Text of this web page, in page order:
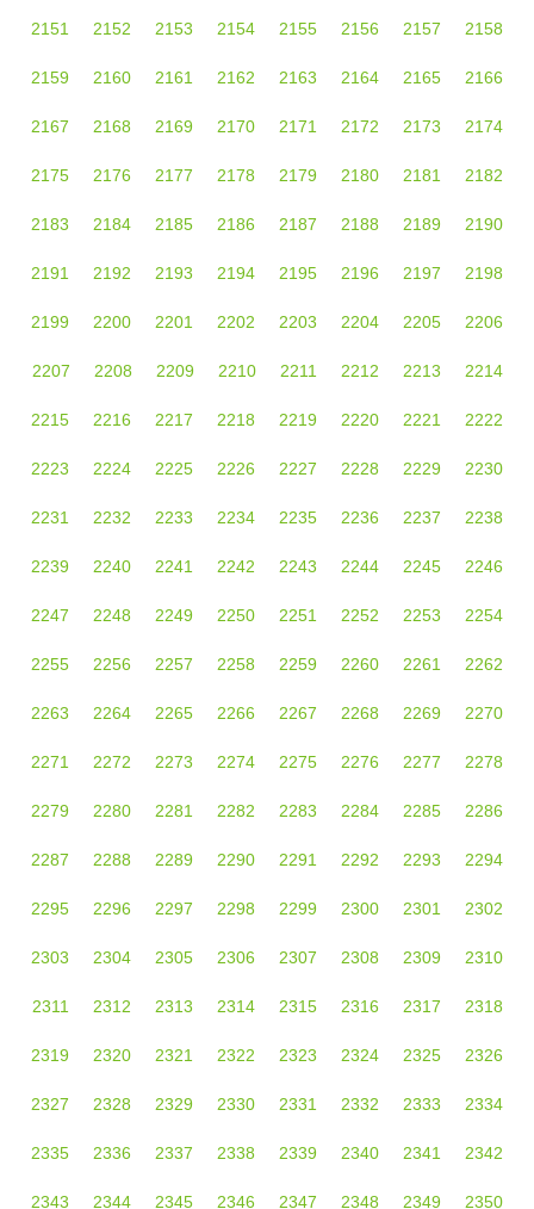
2151 2152 2153 2154 2155 2156 2157 2158
2159 2160 2161 2162 2163 2164 2165 2166
2167 2168 2169 2170 2171 2172 2173 2174
2175 2176 2177 2178 2179 2180 2181 2182
2183 2184 2185 2186 2187 2188 2189 2190
2191 2192 2193 2194 2195 2196 2197 2198
2199 2200 2201 2202 2203 2204 2205 2206
2207 2208 2209 2210 2211 2212 2213 2214
2215 2216 2217 2218 2219 2220 2221 2222
2223 2224 2225 2226 2227 2228 2229 2230
2231 2232 2233 2234 2235 2236 2237 2238
2239 2240 2241 2242 2243 2244 2245 2246
2247 2248 2249 2250 2251 2252 2253 2254
2255 2256 2257 2258 2259 2260 2261 2262
2263 2264 2265 2266 2267 2268 2269 2270
2271 2272 2273 2274 2275 2276 2277 2278
2279 2280 2281 2282 2283 2284 2285 2286
2287 2288 2289 2290 2291 2292 2293 2294
2295 2296 2297 2298 2299 2300 2301 2302
2303 2304 2305 2306 2307 2308 2309 2310
2311 2312 2313 2314 2315 2316 2317 2318
2319 2320 2321 2322 2323 2324 2325 2326
2327 2328 2329 2330 2331 2332 2333 2334
2335 2336 2337 2338 2339 2340 2341 2342
2343 2344 2345 2346 2347 2348 2349 2350